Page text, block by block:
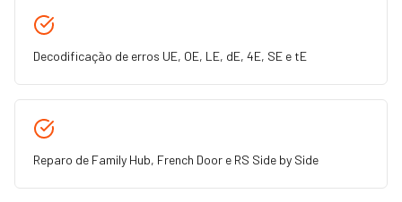
Decodificação de erros UE, OE, LE, dE, 4E, SE e tE
Reparo de Family Hub, French Door e RS Side by Side